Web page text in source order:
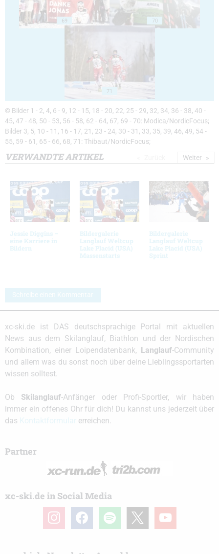
69 70
71
© Bilder 1 - 2, 4, 6 - 9, 12 - 15, 18 - 20, 22, 25 - 29, 32, 34, 36 - 38, 40 -
45, 47 - 48, 50 - 53, 56 - 58, 62 - 64, 67, 69 - 70: Modica/NordicFocus;
Bilder 3, 5, 10 - 11, 16 - 17, 21, 23 - 24, 30 - 31, 33, 35, 39, 46, 49, 54 -
55, 59 - 61, 65 - 66, 68, 71: Thibaut/NordicFocus;
VERWANDTE ARTIKEL
Jessie Diggins –
eine Karriere in
Bildern
Bildergalerie
Langlauf Weltcup
Lake Placid (USA)
Massenstarts
Bildergalerie
Langlauf Weltcup
Lake Placid (USA)
Sprint
Weiter
Schreibe einen Kommentar
xc-ski.de ist DAS deutschsprachige Portal mit aktuellen
News aus dem Skilanglauf, Biathlon und der Nordischen
Kombination, einer Loipendatenbank,
Langlauf-Community
und allem was du sonst noch über deine Lieblingssportarten
wissen solltest.
Ob Skilanglauf-Anfänger oder Profi-Sportler, wir haben
immer ein offenes Ohr für dich! Du kannst uns jederzeit über
das
erreichen.
Partner
xc-ski.de in Social Media
instagramfacebook spotify youtube